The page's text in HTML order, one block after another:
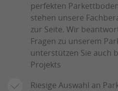
perfekten
stehen unsere
zur Seite. Wir
Fragen zu unserem
unterstützen Sie auch
Projekts
Riesige Auswahl an